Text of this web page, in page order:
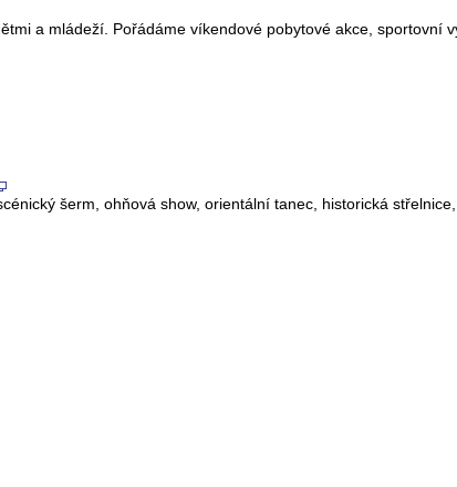
a mládeží. Pořádáme víkendové pobytové akce, sportovní
šerm, ohňová show, orientální tanec, historická